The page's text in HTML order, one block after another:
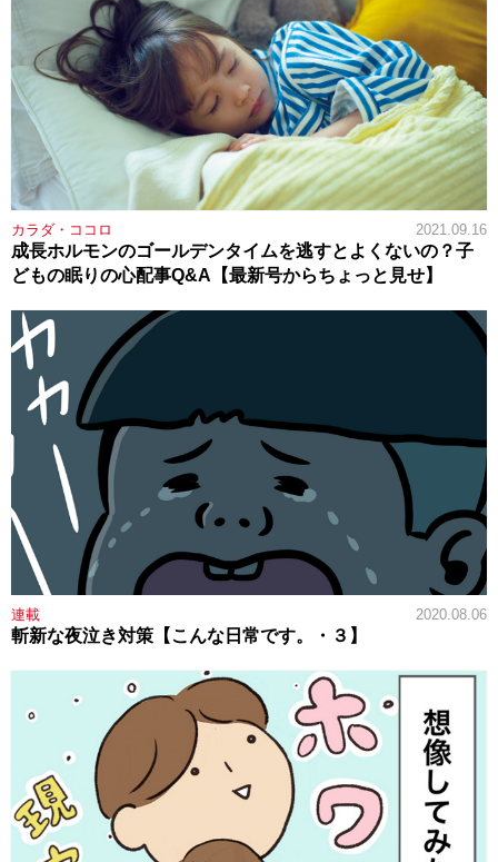
カラダ・ココロ 2021.09.16
成長ホルモンのゴールデンタイムを逃すとよくないの？子
どもの眠りの心配事Q&A【最新号からちょっと見せ】
連載 2020.08.06
斬新な夜泣き対策【こんな日常です。・３】